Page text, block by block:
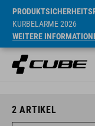
KURBELARME 2026
WEITERE
2 ARTIKEL